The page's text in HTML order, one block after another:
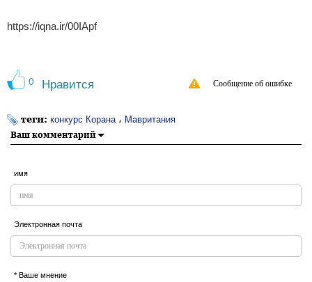
https://iqna.ir/00IApf
0 Нравится Сообщение об ошибке
теги: конкурс Корана ، Мавритания
Ваш комментарий
имя
Электронная почта
* Ваше мнение